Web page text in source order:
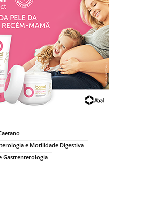
e Motilidade Digestiva
Gastrenterologia